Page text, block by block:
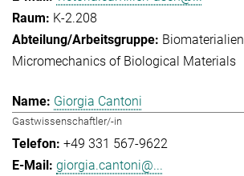
K-2.208
Biomaterialien
Micromechanics of Biological Materials
Giorgia Cantoni
Gastwissenschaftler/-in
+49 331 567-9622
giorgia.cantoni@...